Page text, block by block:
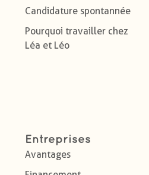
Candidature spontannée
Pourquoi travailler chez
Léa et Léo
Entreprises
Avantages